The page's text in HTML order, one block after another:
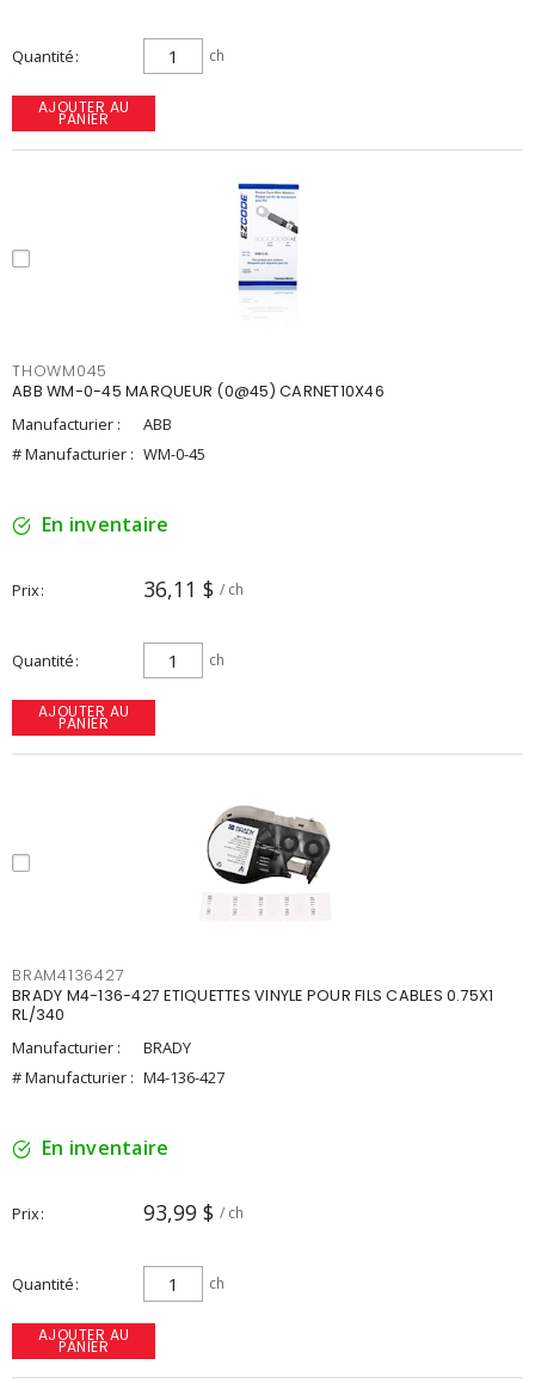
Quantité ch
AJOUTER AU
PANIER
THOWM045
ABB WM-0-45 MARQUEUR (0@45) CARNET10X46
Manufacturier :
ABB
# Manufacturier : WM-0-45
En inventaire
Prix 36,11 $ / ch
Quantité ch
AJOUTER AU
PANIER
BRAM4136427
BRADY M4-136-427 ETIQUETTES VINYLE POUR FILS CABLES 0.75X1
RL/340
Manufacturier :
BRADY
# Manufacturier : M4-136-427
En inventaire
Prix 93,99 $ / ch
Quantité ch
AJOUTER AU
PANIER